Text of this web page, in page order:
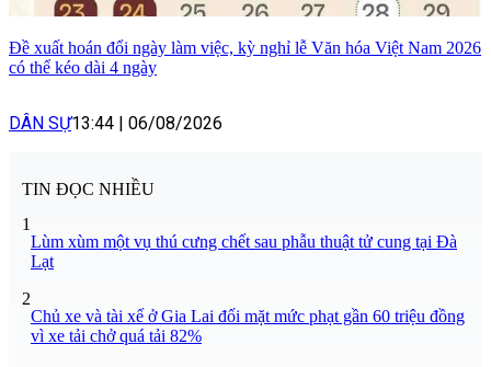
Đề xuất hoán đổi ngày làm việc, kỳ nghỉ lễ Văn hóa Việt Nam 2026
có thể kéo dài 4 ngày
DÂN SỰ13:44 | 06/08/2026
TIN ĐỌC NHIỀU
1
Lùm xùm một vụ thú cưng chết sau phẫu thuật tử cung tại Đà
Lạt
2
Chủ xe và tài xế ở Gia Lai đối mặt mức phạt gần 60 triệu đồng
vì xe tải chở quá tải 82%